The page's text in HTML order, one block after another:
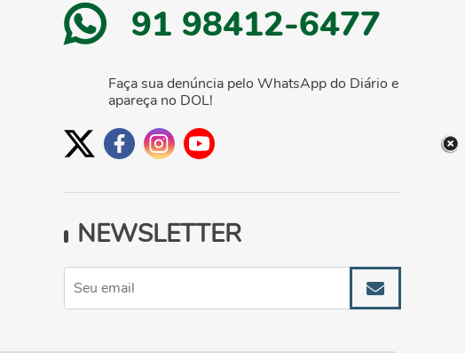
91 98412-6477
Faça sua denúncia pelo WhatsApp do Diário e
apareça no DOL!
NEWSLETTER